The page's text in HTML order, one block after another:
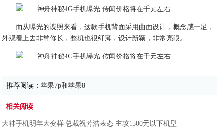
而从曝光的谍照来看，这款手机背面采用曲面设计，概念感十足，
外观看上去非常修长，整机也很纤薄，设计新颖，非常亮眼。
推荐阅读：苹果7p和苹果8
相关阅读
大神手机明年大变样 总裁祝芳浩表态 主攻1500元以下机型